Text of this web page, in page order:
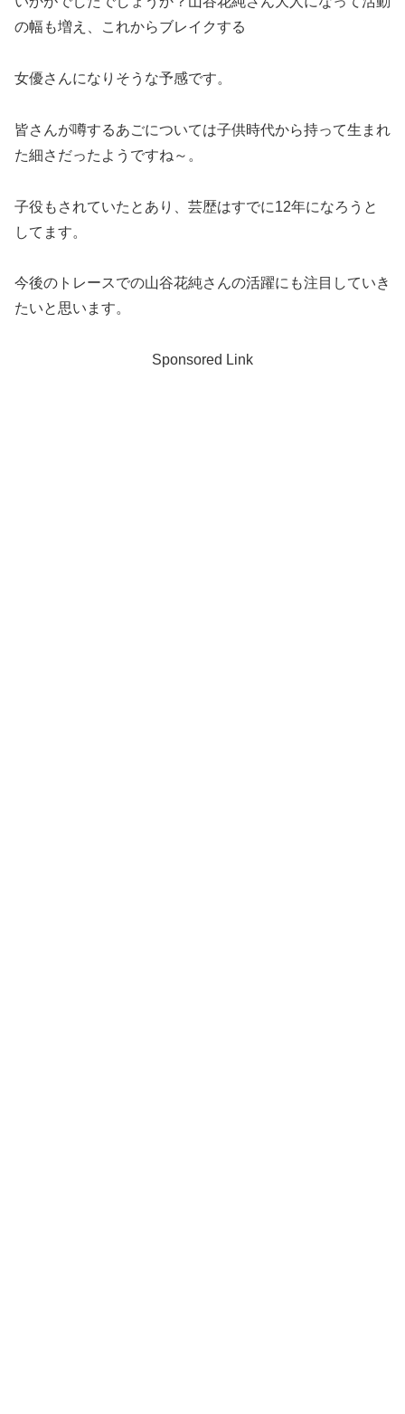
の幅も増え、これからブレイクする
女優さんになりそうな予感です。
皆さんが噂するあごについては子供時代から持って生まれ
た細さだったようですね～。
子役もされていたとあり、芸歴はすでに12年になろうと
してます。
今後のトレースでの山谷花純さんの活躍にも注目していき
たいと思います。
Sponsored Link